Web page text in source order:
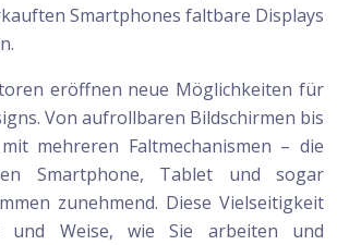
Smartphones faltbare Displays
eröffnen neue Möglichkeiten für
Von aufrollbaren Bildschirmen bis
mehreren Faltmechanismen – die
Smartphone, Tablet und sogar
zunehmend. Diese Vielseitigkeit
Weise, wie Sie arbeiten und